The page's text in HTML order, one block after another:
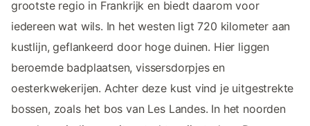
grootste regio in Frankrijk en biedt daarom voor
iedereen wat wils. In het westen ligt 720 kilometer aan
kustlijn, geflankeerd door hoge duinen. Hier liggen
beroemde badplaatsen, vissersdorpjes en
oesterkwekerijen. Achter deze kust vind je uitgestrekte
bossen, zoals het bos van Les Landes. In het noorden